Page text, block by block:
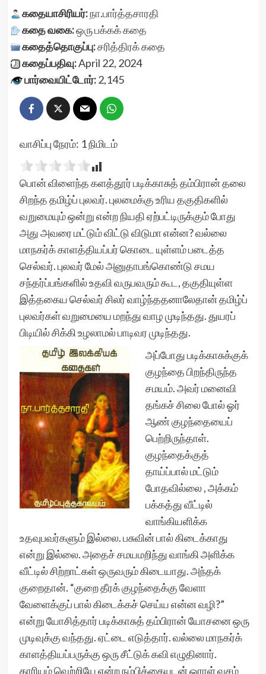
கதையாசிரியர்:நா.பார்த்தசாரதி
கதை வகை:ஒரு பக்கக் கதை
கதைத்தொகுப்பு:சரித்திரக் கதை
கதைப்பதிவு:April 22, 2024
பார்வையிட்டோர்:2,145
வாசிப்பு நேரம்: 1நிமிடம்
பொன் விளைந்த களத்தூர் படிக்காசுத் தம்பிரான் தலை
சிறந்த தமிழ்ப் புலவர். புலமைக்கு உரிய தகுதிகளில்
வறுமையும் ஒன்று என்ற நியதி ஏற்பட்டிருக்கும் போது
அது அவரை மட்டும் விட்டு விடுமா என்ன? வல்லை
மாநகர்க் காளத்தியப்பர் கொடை யுள்ளம் படைத்த
செல்வர். புலவர் மேல் அனுதாபங்கொண்டு சமய
சந்தர்ப்பங்களில் உதவி வருபவரும் கூட, தகுதியுள்ள
இத்தகைய செல்வர் சிலர் வாழ்ந்ததனாலேதான் தமிழ்ப்
புலவர்கள் வறுமையை மறந்து வாழ முடிந்தது. துயரப்
பிடியில் சிக்கி உழலாமல் பாடிவர முடிந்தது.
அப்போது படிக்காசுக்குக்
குழந்தை பிறந்திருந்த
சமயம். அவர் மனைவி
தங்கச் சிலை போல் ஓர்
ஆண் குழந்தையைப்
பெற்றிருந்தாள்.
குழந்தைக்குத்
தாய்ப்பால் மட்டும்
போதவில்லை , அக்கம்
பக்கத்து வீட்டில்
வாங்கியளிக்க
உதவுபவர்களும் இல்லை. பசுவின் பால் கிடைக்காது
என்று இல்லை. அதைச் சமயமறிந்து வாங்கி அளிக்க
வீட்டில் சிற்றாட்கள் ஒருவரும் கிடையாது. அந்தக்
குறைதான். “குறை தீரக் குழந்தைக்கு வேளா
வேளைக்குப் பால் கிடைக்கச் செய்ய என்ன வழி?”
என்று யோசித்தார் படிக்காசுத் தம்பிரான் யோசனை ஒரு
முடிவுக்கு வந்தது. ஏட்டை எடுத்தார். வல்லை மாநகர்க்
காளத்தியப்பருக்கு ஒரு சீட்டுக் கவி எழுதினார்.
காரியம் வெற்றியே என்ற நம்பிக்கையுடன் ஓராள் வசம்